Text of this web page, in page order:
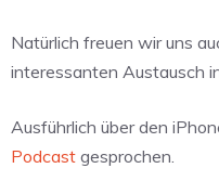
Natürlich freuen wir uns
interessanten Austausch
Ausführlich über den
Podcast gesprochen.